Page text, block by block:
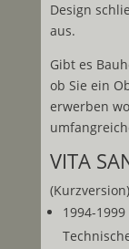
Design
aus.
Gibt es
ob Sie ein
erwerben
VITA
(Kurzversion)
1994-